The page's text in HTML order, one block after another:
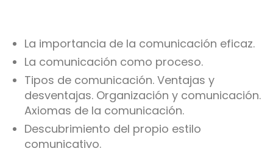
La importancia de la comunicación eficaz.
La comunicación como proceso.
Tipos de comunicación. Ventajas y
desventajas. Organización y comunicación.
Axiomas de la comunicación.
Descubrimiento del propio estilo
comunicativo.